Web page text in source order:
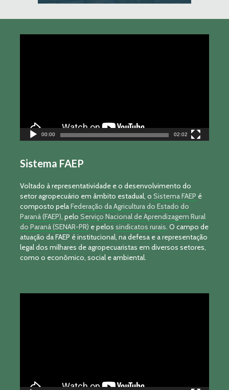
00:00 02:02
Sistema FAEP
Voltado à representatividade e o desenvolvimento do
setor agropecuário em âmbito estadual, o Sistema FAEP é
composto pelaFederação da Agricultura do Estado do
Paraná (FAEP), pelo Serviço Nacional de Aprendizagem Rural
do Paraná (SENAR-PR) e pelos sindicatos rurais. O campo de
atuação da FAEP é institucional, na defesa e a representação
legal dos milhares de agropecuaristas em diversos setores,
como o econômico, social e ambiental.